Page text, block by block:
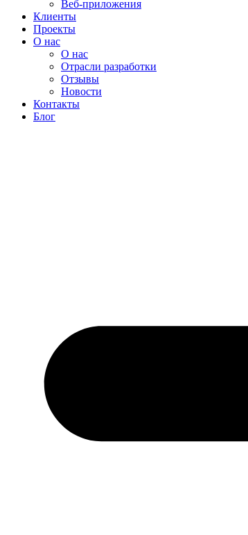
Веб-приложения
Клиенты
Проекты
О нас
О нас
Отрасли разработки
Отзывы
Новости
Контакты
Блог